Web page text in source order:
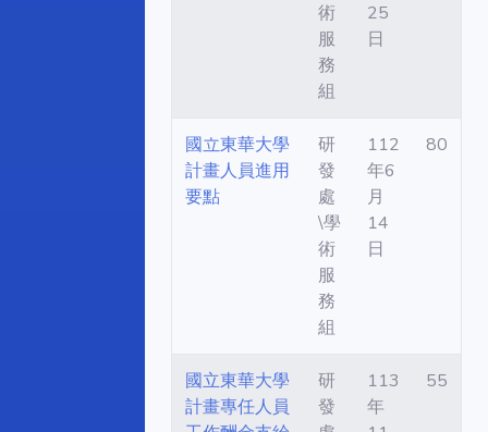
術
服
務
組
25
日
國立東華大學
計畫人員進用
要點
研
發
處
\學
術
服
務
組
112
年6
月
14
日
80
國立東華大學
計畫專任人員
研
發
113
年
55